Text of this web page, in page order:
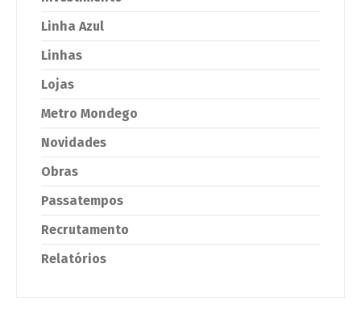
Linha Azul
Linhas
Lojas
Metro Mondego
Novidades
Obras
Passatempos
Recrutamento
Relatórios